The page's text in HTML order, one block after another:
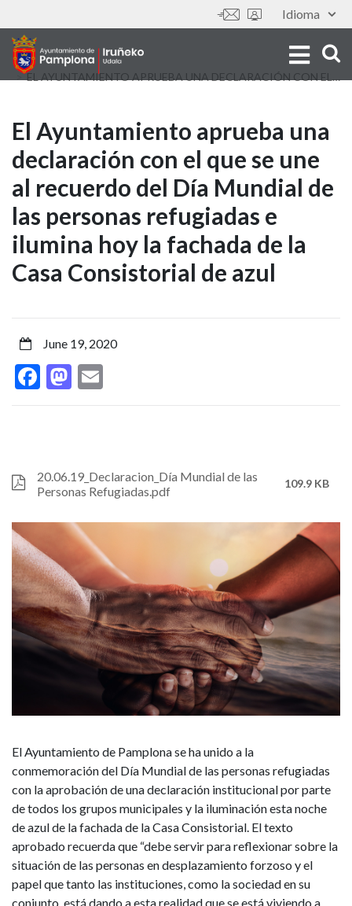
to
main
content
Idioma
Tools
El
Ayuntamiento
aprueba
una
declaración
el
que
al
recuerdo
del
Día
Mundial
de
personas
refugiadas
e
ilumina
hoy
la
El Ayuntamiento aprueba una
declaración con el que se une
al recuerdo del Día Mundial de
las personas refugiadas e
ilumina hoy la fachada de la
Casa Consistorial de azul
June 19, 2020
Facebook
Mastodon
File
20.06.19_Declaracion_Día Mundial de las
Personas Refugiadas.pdf
109.9 KB
El Ayuntamiento de Pamplona se ha unido a la
conmemoración del Día Mundial de las personas refugiadas
con la aprobación de una declaración institucional por parte
de todos los grupos municipales y la iluminación esta noche
de azul de la fachada de la Casa Consistorial. El texto
aprobado recuerda que “debe servir para reflexionar sobre la
situación de las personas en desplazamiento forzoso y el
papel que tanto las instituciones, como la sociedad en su
conjunto, está dando a esta realidad que se está viviendo a